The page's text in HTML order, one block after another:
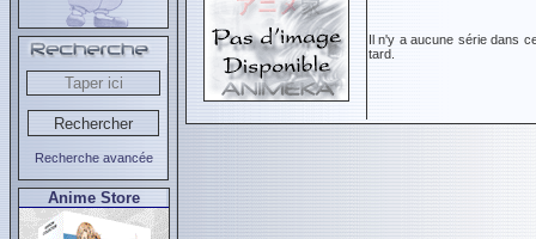
Recherche avancée
Anime Store
Il n'y a aucune série dans
tard.